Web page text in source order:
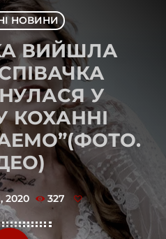
НОВИНИ
ВИЙШЛА
У
КОХАННІ
2020 327